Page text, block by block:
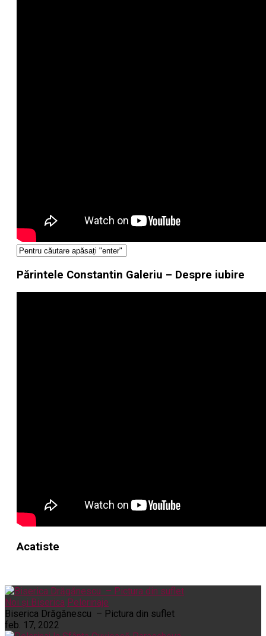
Părintele Constantin Galeriu – Despre iubire
Acatiste
Noi și Biserica Pelerinaje
Biserica Drăgănescu – Pictura din suflet
feb. 17, 2022